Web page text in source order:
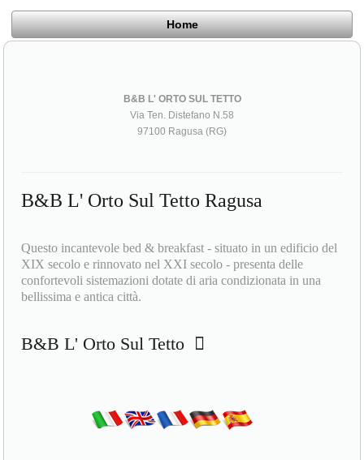
Home
B&B L' ORTO SUL TETTO
Via Ten. Distefano N.58
97100 Ragusa (RG)
B&B L' Orto Sul Tetto Ragusa
Questo incantevole bed & breakfast - situato in un edificio del
XIX secolo e rinnovato nel XXI secolo - presenta delle
confortevoli sistemazioni dotate di aria condizionata in una
bellissima e antica città.
B&B L' Orto Sul Tetto